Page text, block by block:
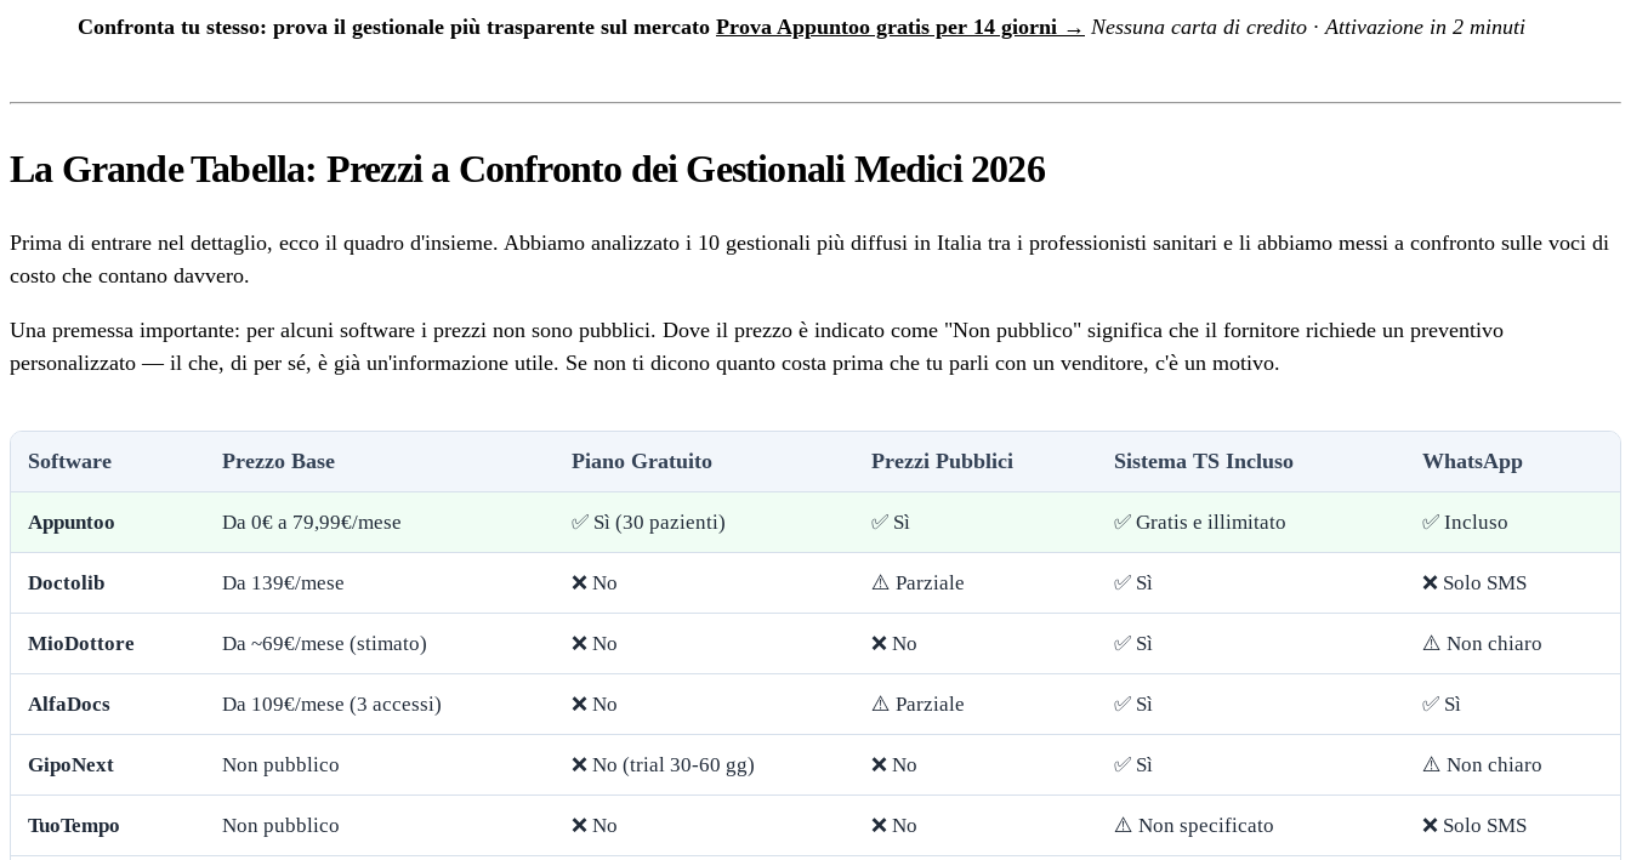
Confronta tu stesso: prova il gestionale più trasparente sul mercato Prova Appuntoo gratis per 14 giorni → Nessuna carta di credito · Attivazione in 2 minuti
La Grande Tabella: Prezzi a Confronto dei Gestionali Medici 2026
Prima di entrare nel dettaglio, ecco il quadro d'insieme. Abbiamo analizzato i 10 gestionali più diffusi in Italia tra i professionisti sanitari e li abbiamo messi a confronto sulle voci di
costo che contano davvero.
Una premessa importante: per alcuni software i prezzi non sono pubblici. Dove il prezzo è indicato come "Non pubblico" significa che il fornitore richiede un preventivo
personalizzato — il che, di per sé, è già un'informazione utile. Se non ti dicono quanto costa prima che tu parli con un venditore, c'è un motivo.
Software Prezzo Base Piano Gratuito Prezzi Pubblici Sistema TS Incluso WhatsApp
Appuntoo Da 0€ a 79,99€/mese ✅ Sì (30 pazienti) ✅ Sì ✅ Gratis e illimitato ✅ Incluso
Doctolib Da 139€/mese ❌ No ⚠️ Parziale ✅ Sì ❌ Solo SMS
MioDottore Da ~69€/mese (stimato) ❌ No ❌ No ✅ Sì ⚠️ Non chiaro
AlfaDocs Da 109€/mese (3 accessi) ❌ No ⚠️ Parziale ✅ Sì ✅ Sì
GipoNext Non pubblico ❌ No (trial 30-60 gg) ❌ No ✅ Sì ⚠️ Non chiaro
TuoTempo Non pubblico ❌ No ❌ No ⚠️ Non specificato ❌ Solo SMS